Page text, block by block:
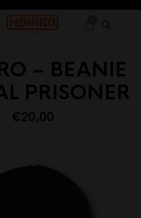
– BEANIE
PRISONER
€20,00